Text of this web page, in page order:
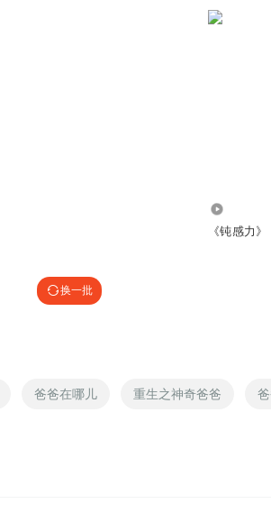
《钝感力》
换一批
爸爸在哪儿 重生之神奇爸爸